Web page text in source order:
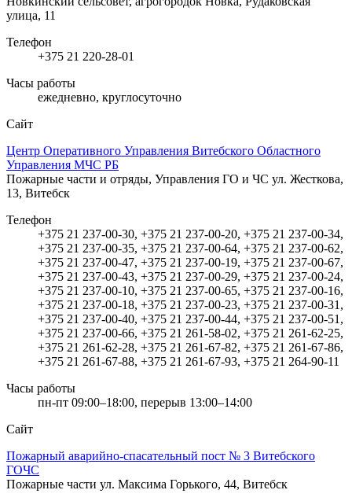
улица, 11
Телефон
+375 21 220-28-01
Часы работы
ежедневно, круглосуточно
Сайт
Центр Оперативного Управления Витебского Областного
Управления МЧС РБ
Пожарные части и отряды, Управления ГО и ЧС ул. Жесткова,
13, Витебск
Телефон
+375 21 237-00-30, +375 21 237-00-20, +375 21 237-00-34,
+375 21 237-00-35, +375 21 237-00-64, +375 21 237-00-62,
+375 21 237-00-47, +375 21 237-00-19, +375 21 237-00-67,
+375 21 237-00-43, +375 21 237-00-29, +375 21 237-00-24,
+375 21 237-00-10, +375 21 237-00-65, +375 21 237-00-16,
+375 21 237-00-18, +375 21 237-00-23, +375 21 237-00-31,
+375 21 237-00-40, +375 21 237-00-44, +375 21 237-00-51,
+375 21 237-00-66, +375 21 261-58-02, +375 21 261-62-25,
+375 21 261-62-28, +375 21 261-67-82, +375 21 261-67-86,
+375 21 261-67-88, +375 21 261-67-93, +375 21 264-90-11
Часы работы
пн-пт 09:00–18:00, перерыв 13:00–14:00
Сайт
Пожарный аварийно-спасательный пост № 3 Витебского
ГОЧС
Пожарные части ул. Максима Горького, 44, Витебск